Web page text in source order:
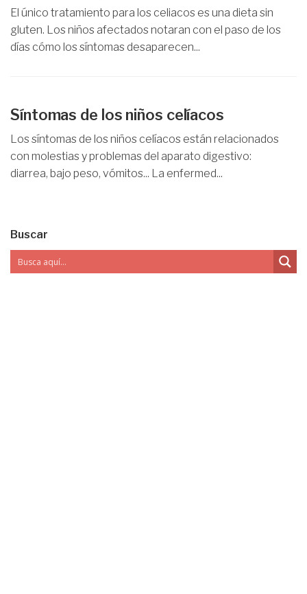
El único tratamiento para los celiacos es una dieta sin
gluten. Los niños afectados notaran con el paso de los
días cómo los síntomas desaparecen...
Síntomas de los niños celíacos
Los síntomas de los niños celíacos están relacionados
con molestias y problemas del aparato digestivo:
diarrea, bajo peso, vómitos... La enfermed...
Buscar